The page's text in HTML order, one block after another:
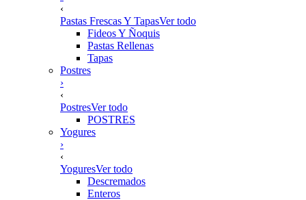
‹
Pastas Frescas Y TapasVer todo
Fideos Y Ñoquis
Pastas Rellenas
Tapas
Postres
›
‹
PostresVer todo
POSTRES
Yogures
›
‹
YoguresVer todo
Descremados
Enteros